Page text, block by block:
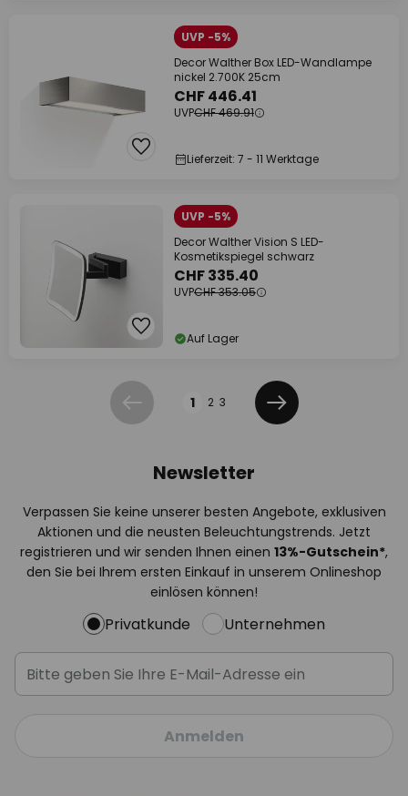
UVP -5%
Decor Walther Box LED-Wandlampe
nickel 2.700K 25cm
CHF 446.41
UVPCHF 469.91
Lieferzeit: 7 - 11 Werktage
UVP -5%
Decor Walther Vision S LED-
Kosmetikspiegel schwarz
CHF 335.40
UVPCHF 353.05
Auf Lager
Zurück 1 2 3
Weiter
Newsletter
Verpassen Sie keine unserer besten Angebote, exklusiven
Aktionen und die neusten Beleuchtungstrends. Jetzt
registrieren und wir senden Ihnen einen 13%-Gutschein*,
den Sie bei Ihrem ersten Einkauf in unserem Onlineshop
einlösen können!
Privatkunde Unternehmen
Anmelden